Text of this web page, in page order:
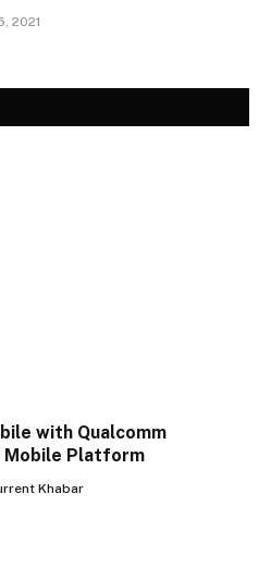
2021
with Qualcomm
Mobile Platform
Khabar